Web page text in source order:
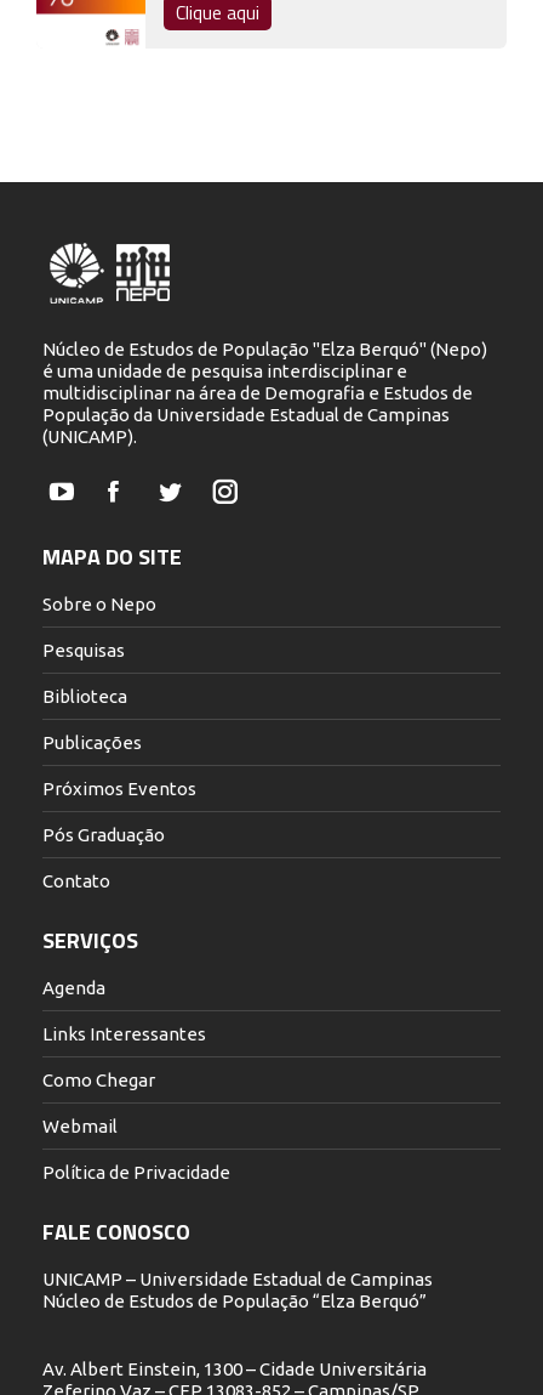
Clique aqui
Núcleo de Estudos de População "Elza Berquó" (Nepo)
é uma unidade de pesquisa interdisciplinar e
multidisciplinar na área de Demografia e Estudos de
População da Universidade Estadual de Campinas
(UNICAMP).
YouTubeFacebookTwitterInstagram
MAPA DO SITE
Sobre o Nepo
Pesquisas
Biblioteca
Publicações
Próximos Eventos
Pós Graduação
Contato
SERVIÇOS
Agenda
Links Interessantes
Como Chegar
Webmail
Política de Privacidade
FALE CONOSCO
UNICAMP – Universidade Estadual de Campinas
Núcleo de Estudos de População “Elza Berquó”
Av. Albert Einstein, 1300 – Cidade Universitária